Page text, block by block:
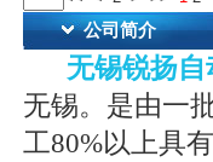
公司简介
无锡锐扬自
无锡。是由一
工80%以上具